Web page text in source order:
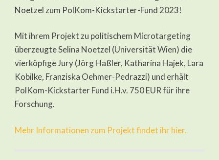
Noetzel zum PolKom-Kickstarter-Fund 2023!
Mit ihrem Projekt zu politischem Microtargeting
überzeugte Selina Noetzel (Universität Wien) die
vierköpfige Jury (Jörg Haßler, Katharina Hajek, Lara
Kobilke, Franziska Oehmer-Pedrazzi) und erhält
PolKom-Kickstarter Fund i.H.v. 750 EUR für ihre
Forschung.
Mehr Informationen zum Projekt findet ihr hier.